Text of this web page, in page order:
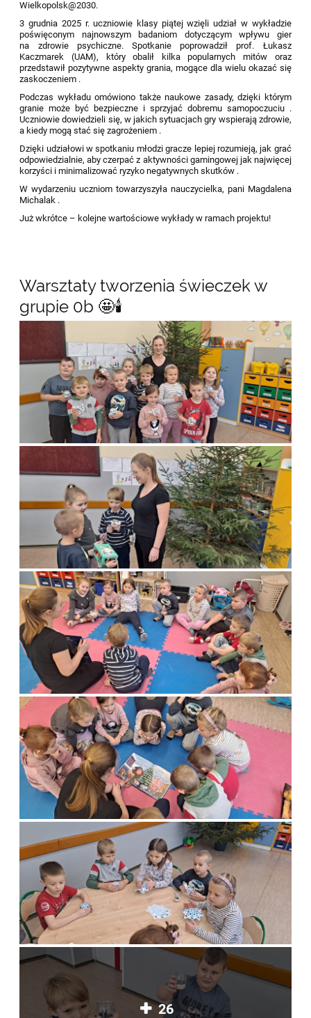
Wielkopolsk@2030.
3 grudnia 2025 r. uczniowie klasy piątej wzięli udział w wykładzie
poświęconym najnowszym badaniom dotyczącym wpływu gier
na zdrowie psychiczne. Spotkanie poprowadził prof. Łukasz
Kaczmarek (UAM), który obalił kilka popularnych mitów oraz
przedstawił pozytywne aspekty grania, mogące dla wielu okazać się
zaskoczeniem .
Podczas wykładu omówiono także naukowe zasady, dzięki którym
granie może być bezpieczne i sprzyjać dobremu samopoczuciu .
Uczniowie dowiedzieli się, w jakich sytuacjach gry wspierają zdrowie,
a kiedy mogą stać się zagrożeniem .
Dzięki udziałowi w spotkaniu młodzi gracze lepiej rozumieją, jak grać
odpowiedzialnie, aby czerpać z aktywności gamingowej jak najwięcej
korzyści i minimalizować ryzyko negatywnych skutków .
W wydarzeniu uczniom towarzyszyła nauczycielka, pani Magdalena
Michalak .
Już wkrótce – kolejne wartościowe wykłady w ramach projektu!
Warsztaty tworzenia świeczek w
grupie 0b 🤩🕯
26